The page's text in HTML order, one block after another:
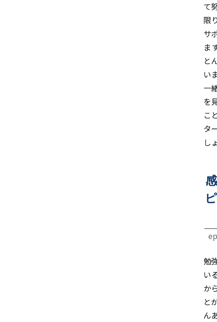
て
限
サ
ま
と
い
一
を
こ
タ
し
勉
い
か
と
ん